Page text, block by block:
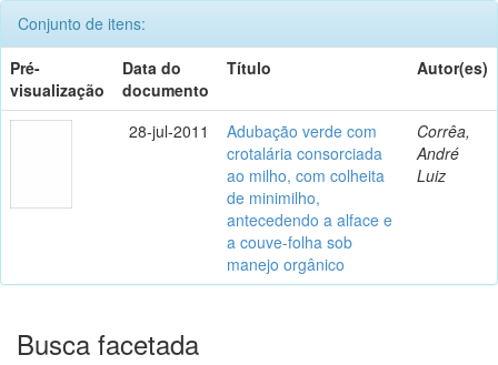
Conjunto de itens:
Pré-
visualização
Data do
documento
Título Autor(es)
28-jul-2011
Adubação verde com
crotalária consorciada
ao milho, com colheita
de minimilho,
antecedendo a alface e
a couve-folha sob
manejo orgânico
Corrêa,
André
Luiz
Busca facetada